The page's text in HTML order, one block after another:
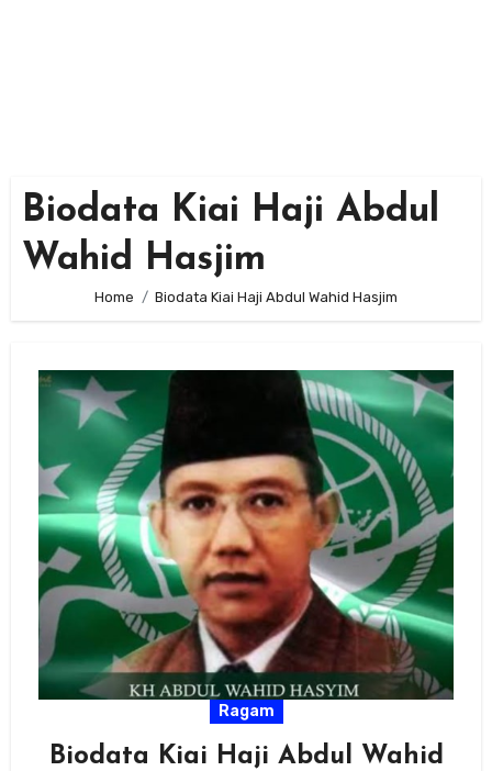
Biodata Kiai Haji Abdul
Wahid Hasjim
Home Biodata Kiai Haji Abdul Wahid Hasjim
Ragam
Biodata Kiai Haji Abdul Wahid